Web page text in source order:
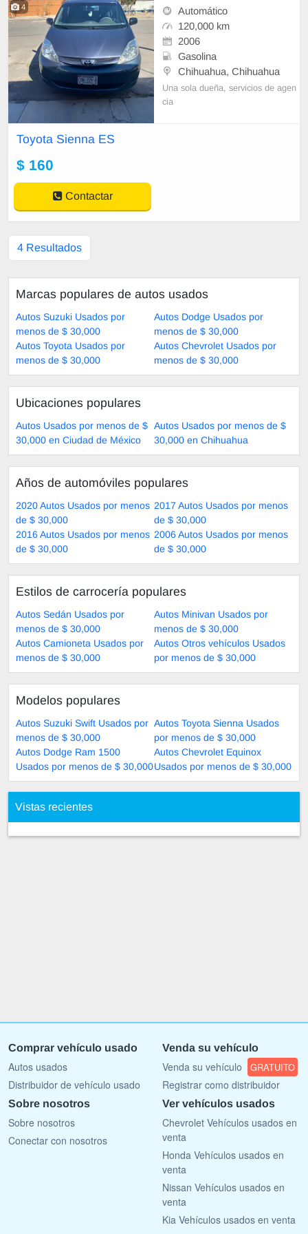
4
Automático
120,000 km
2006
Gasolina
Chihuahua, Chihuahua
Una sola dueña, servicios de agen
cia
Toyota Sienna ES
$ 160
Contactar
4 Resultados
Marcas populares de autos usados
Autos Suzuki Usados por
menos de $ 30,000
Autos Dodge Usados por
menos de $ 30,000
Autos Toyota Usados por
menos de $ 30,000
Autos Chevrolet Usados por
menos de $ 30,000
Ubicaciones populares
Autos Usados por menos de $
30,000 en Ciudad de México
Autos Usados por menos de $
30,000 en Chihuahua
Años de automóviles populares
2020 Autos Usados por menos
de $ 30,000
2017 Autos Usados por menos
de $ 30,000
2016 Autos Usados por menos
de $ 30,000
2006 Autos Usados por menos
de $ 30,000
Estilos de carrocería populares
Autos Sedán Usados por
menos de $ 30,000
Autos Minivan Usados por
menos de $ 30,000
Autos Camioneta Usados por
menos de $ 30,000
Autos Otros vehículos Usados
por menos de $ 30,000
Modelos populares
Autos Suzuki Swift Usados por
menos de $ 30,000
Autos Toyota Sienna Usados
por menos de $ 30,000
Autos Dodge Ram 1500
Usados por menos de $ 30,000
Autos Chevrolet Equinox
Usados por menos de $ 30,000
Vistas recientes
Comprar vehículo usado
Autos usados
Distribuidor de vehículo usado
Venda su vehículo
Venda su vehículo GRATUITO
Registrar como distribuidor
Sobre nosotros
Sobre nosotros
Conectar con nosotros
Ver vehículos usados
Chevrolet Vehículos usados en
venta
Honda Vehículos usados en
venta
Nissan Vehículos usados en
venta
Kia Vehículos usados en venta